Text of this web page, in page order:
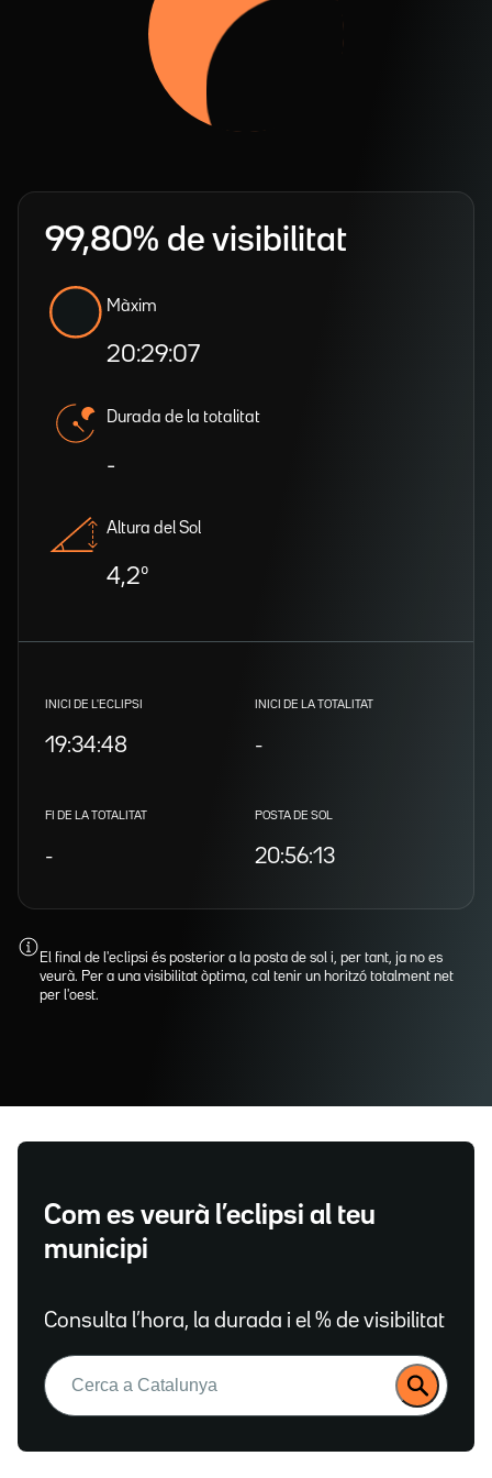
99,80% de visibilitat
Màxim
20:29:07
Durada de la totalitat
-
Altura del Sol
4,2º
INICI DE L'ECLIPSI
19:34:48
INICI DE LA TOTALITAT
-
FI DE LA TOTALITAT
-
POSTA DE SOL
20:56:13
El final de l'eclipsi és posterior a la posta de sol i, per tant, ja no es
veurà. Per a una visibilitat òptima, cal tenir un horitzó totalment net
per l'oest.
Com es veurà l’eclipsi al teu
municipi
Consulta l’hora, la durada i el % de visibilitat
Buscar: